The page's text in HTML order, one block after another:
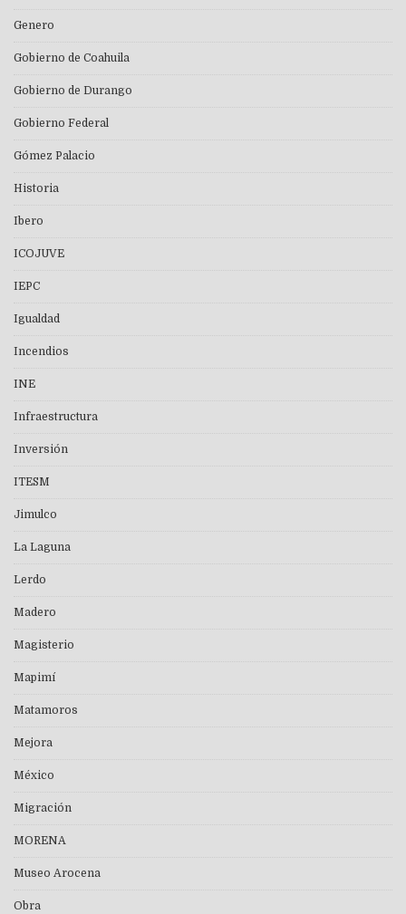
Genero
Gobierno de Coahuila
Gobierno de Durango
Gobierno Federal
Gómez Palacio
Historia
Ibero
ICOJUVE
IEPC
Igualdad
Incendios
INE
Infraestructura
Inversión
ITESM
Jimulco
La Laguna
Lerdo
Madero
Magisterio
Mapimí
Matamoros
Mejora
México
Migración
MORENA
Museo Arocena
Obra